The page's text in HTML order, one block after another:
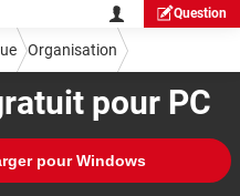
Question
pour PC
pour Windows
Organisation